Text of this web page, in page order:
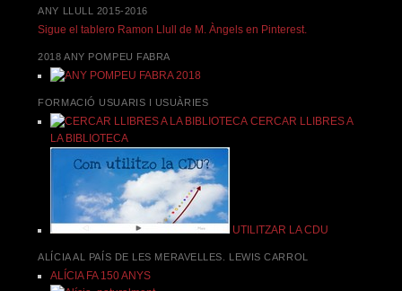
ANY LLULL 2015-2016
Sigue el tablero Ramon Llull de M. Àngels en Pinterest.
2018 ANY POMPEU FABRA
FORMACIÓ USUARIS I USUÀRIES
CERCAR LLIBRES A
LA BIBLIOTECA
UTILITZAR LA CDU
ALÍCIA AL PAÍS DE LES MERAVELLES. LEWIS CARROL
ALÍCIA FA 150 ANYS